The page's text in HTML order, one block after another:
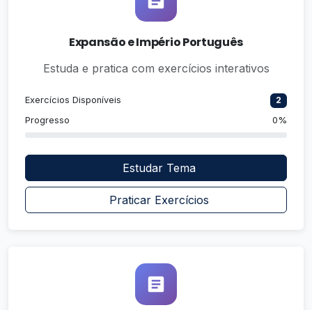
Expansão e Império Português
Estuda e pratica com exercícios interativos
Exercícios Disponíveis
2
Progresso
0%
Estudar Tema
Praticar Exercícios